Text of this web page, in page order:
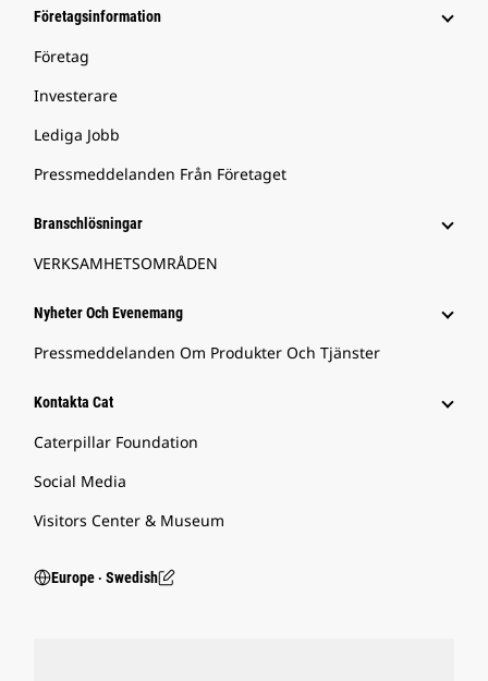
Företagsinformation
Företag
Investerare
Lediga Jobb
Pressmeddelanden Från Företaget
Branschlösningar
VERKSAMHETSOMRÅDEN
Nyheter Och Evenemang
Pressmeddelanden Om Produkter Och Tjänster
Kontakta Cat
Caterpillar Foundation
Social Media
Visitors Center & Museum
Europe ‧ Swedish